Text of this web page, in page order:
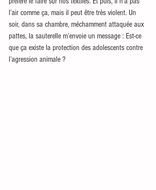
l’air comme ça, mais il peut être très violent. Un
soir, dans sa chambre, méchamment attaquée aux
pattes, la sauterelle m’envoie un message : Est-ce
que ça existe la protection des adolescents contre
l’agression animale ?